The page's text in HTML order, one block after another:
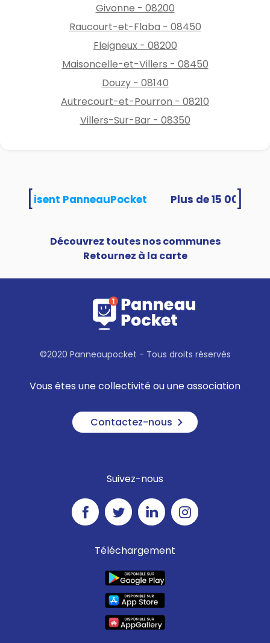
Givonne - 08200
Raucourt-et-Flaba - 08450
Fleigneux - 08200
Maisoncelle-et-Villers - 08450
Douzy - 08140
Autrecourt-et-Pourron - 08210
Villers-Sur-Bar - 08350
utilisent PanneauPocket
Découvrez toutes nos communes
Retournez à la carte
©2020 Panneaupocket - Tous droits réservés
Vous êtes une collectivité ou une association
Contactez-nous
Suivez-nous
Téléchargement